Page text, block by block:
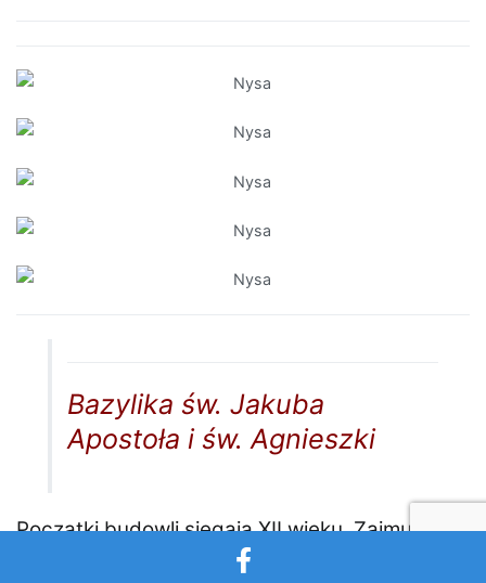
Bazylika św. Jakuba
Apostoła i św. Agnieszki
Początki budowli sięgają XII wieku. Zajmuje ona
wyjątkowe miejsce w zespole zabytków Nysy.